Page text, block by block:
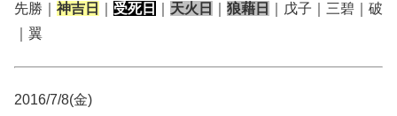
先勝｜ 神吉日 受死日 天火日 狼藉日
｜戊子｜三碧｜破
｜翼
2016/7/8(金)